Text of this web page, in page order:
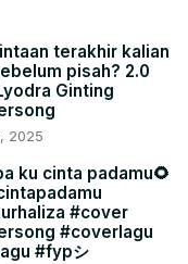
terakhir kalian
pisah? 2.0
Ginting
2025
ku cinta padamu🌻
#cover
#coverlagu
#fypシ